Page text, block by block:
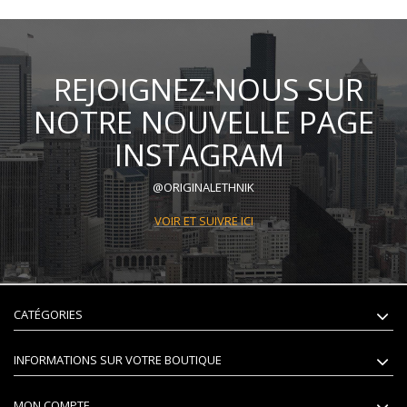
REJOIGNEZ-NOUS SUR
NOTRE NOUVELLE PAGE
INSTAGRAM
@ORIGINALETHNIK
VOIR ET SUIVRE ICI
CATÉGORIES
INFORMATIONS SUR VOTRE BOUTIQUE